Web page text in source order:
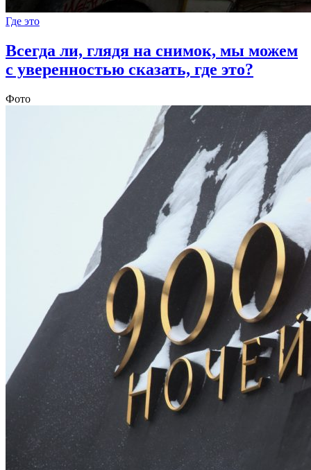
Где это
Всегда ли, глядя на снимок, мы можем
с уверенностью сказать, где это?
Фото